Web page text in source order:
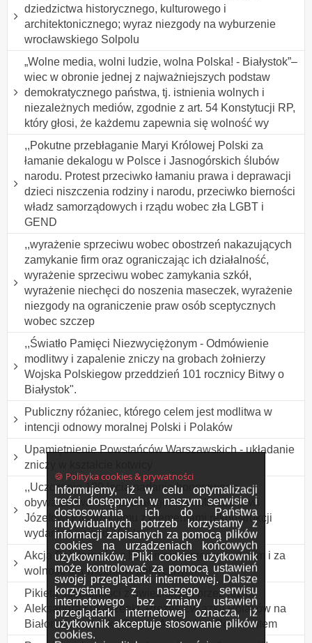
🍪 Polityka cookies & prywatności
Informujemy, iż w celu optymalizacji
treści dostępnych w naszym serwisie i
dostosowania ich do Państwa
indywidualnych potrzeb korzystamy z
informacji zapisanych za pomocą plików
cookies na urządzeniach końcowych
użytkowników. Pliki cookies użytkownik
może kontrolować za pomocą ustawień
swojej przeglądarki internetowej. Dalsze
korzystanie z naszego serwisu
internetowego bez zmiany ustawień
przeglądarki internetowej oznacza, iż
użytkownik akceptuje stosowanie plików
cookies.
dziedzictwa historycznego, kulturowego i
architektonicznego; wyraz niezgody na wyburzenie
wrocławskiego Solpolu
„Wolne media, wolni ludzie, wolna Polska! - Białystok”–
wiec w obronie jednej z najważniejszych podstaw
demokratycznego państwa, tj. istnienia wolnych i
niezależnych mediów, zgodnie z art. 54 Konstytucji RP,
który głosi, że każdemu zapewnia się wolność wy
,,Pokutne przebłaganie Maryi Królowej Polski za
łamanie dekalogu w Polsce i Jasnogórskich ślubów
narodu. Protest przeciwko łamaniu prawa i deprawacji
dzieci niszczenia rodziny i narodu, przeciwko bierności
władz samorządowych i rządu wobec zła LGBT i
GEND
,,wyrażenie sprzeciwu wobec obostrzeń nakazujących
zamykanie firm oraz ograniczając ich działalność,
wyrażenie sprzeciwu wobec zamykania szkół,
wyrażenie niechęci do noszenia maseczek, wyrażenie
niezgody na ograniczenie praw osób sceptycznych
wobec szczep
,,Światło Pamięci Niezwyciężonym - Odmówienie
modlitwy i zapalenie zniczy na grobach żołnierzy
Wojska Polskiegow przeddzień 101 rocznicy Bitwy o
Białystok".
Publiczny różaniec, którego celem jest modlitwa w
intencji odnowy moralnej Polski i Polaków
Upamiętnienie Powstańców Warszawskich - układanie
zniczy w kształcie kotwicy
,,Uczczenie 100 lecia nadania honorowego
obywatelstwa miasta Białegostoku Marszałkowi
Józefowi Piłsudskiemu z elementami rekonstrukcji
wydarzeń sprzed 100 lat"
Akcja Solidarności z Białorusią, przeciw torturom i za
wolność dla więźniów politycznych.
Pikieta solidarności z uwięzionymi przez reżim
Aleksandra Łukaszenki, Prezes Związku Polaków na
Białorusi Andżeliką Borys i Andrzejem Poczobutem